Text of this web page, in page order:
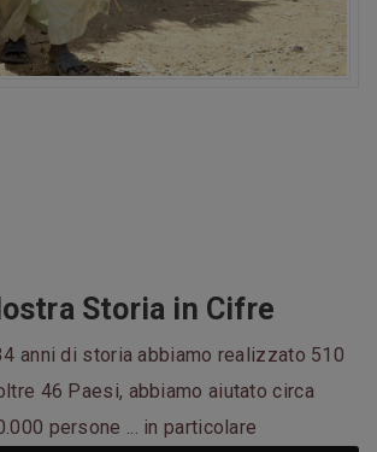
Storia in Cifre
anni di storia abbiamo realizzato 510
46 Paesi, abbiamo aiutato circa
persone ... in particolare